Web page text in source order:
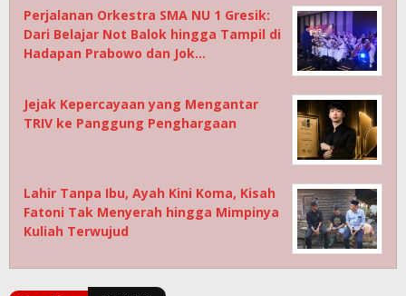
Perjalanan Orkestra SMA NU 1 Gresik:
Dari Belajar Not Balok hingga Tampil di
Hadapan Prabowo dan Jok…
Jejak Kepercayaan yang Mengantar
TRIV ke Panggung Penghargaan
Lahir Tanpa Ibu, Ayah Kini Koma, Kisah
Fatoni Tak Menyerah hingga Mimpinya
Kuliah Terwujud